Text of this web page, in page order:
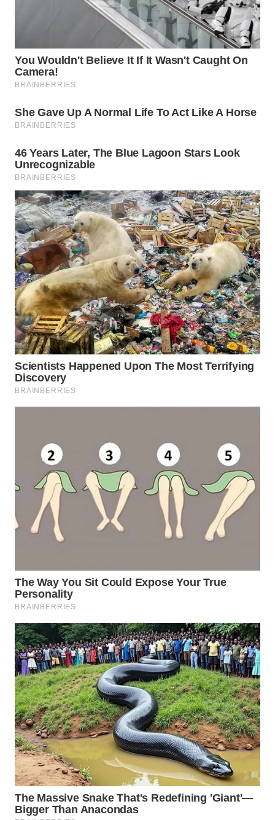
TANJUNG
LESUNG
KARO
SIMALUNGUN
LABUHANBATU
WN
TAPANULI
TENGAH
WN DELI
SERDANG
WN
TEBING
TINGGI
WN
PAKPAK
KARAWANG
WN
BEKASI
WN
DEPOK
WN
TAPANULI
UTARA
WN
SAMOSIR
WN
PADANG
LAWAS
WN
SUMEDANG